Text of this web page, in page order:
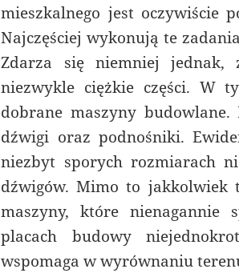
mieszkalnego jest oczywiście
Najczęściej wykonują te
Zdarza się niemniej jednak,
niezwykle ciężkie części. W
dobrane maszyny
dźwigi oraz podnośniki.
niezbyt sporych rozmiarach
dźwigów. Mimo to jakkolwiek
maszyny, które nienagannie
placach budowy
wspomaga w wyrównaniu